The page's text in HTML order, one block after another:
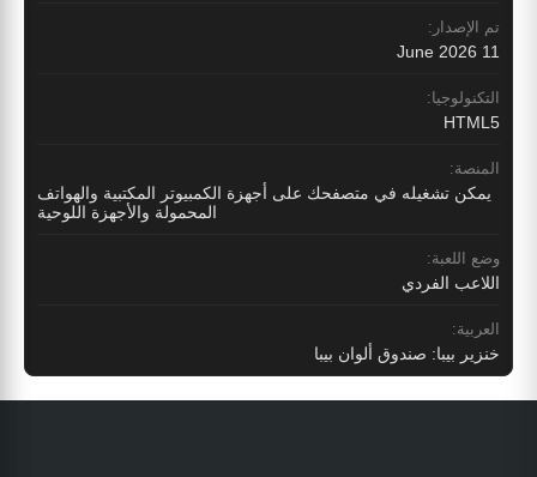
تم الإصدار:
11 June 2026
التكنولوجيا:
HTML5
المنصة:
يمكن تشغيله في متصفحك على أجهزة الكمبيوتر المكتبية والهواتف
المحمولة والأجهزة اللوحية
وضع اللعبة:
اللاعب الفردي
العربية:
خنزير بيبا: صندوق ألوان بيبا